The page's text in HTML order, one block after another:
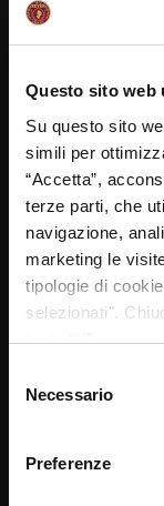
Questo sito web
Su questo sito
simili per
“Accetta”,
terze parti, che
navigazione,
marketing le
tipologie di
selezionati".
tasto “X”
modificare le tue
link
Policy.
delNecessario
Preferenze
GAZZETTA
L’UMANA
AWARD
CUP
14/05/2019
iniziative